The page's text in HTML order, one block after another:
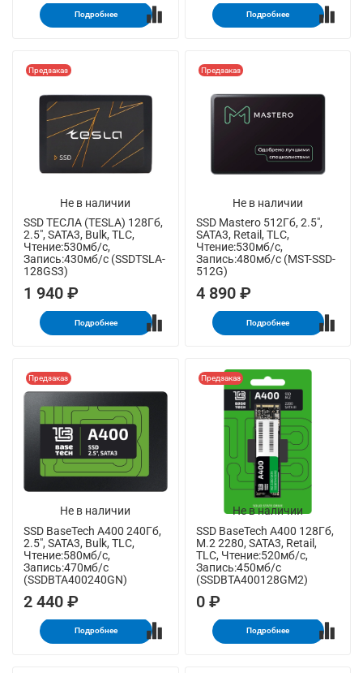
Подробнее Подробнее
Не в наличии
Предзаказ
SSD ТЕСЛА (TESLA) 128Гб,
2.5", SATA3, Bulk, TLC,
Чтение:530мб/с,
Запись:430мб/с (SSDTSLA-
128GS3)
1 940 ₽
Подробнее
Не в наличии
Предзаказ
SSD Mastero 512Гб, 2.5",
SATA3, Retail, TLC,
Чтение:530мб/с,
Запись:480мб/с (MST-SSD-
512G)
4 890 ₽
Подробнее
Не в наличии
Предзаказ
SSD BaseTech A400 240Гб,
2.5", SATA3, Bulk, TLC,
Чтение:580мб/с,
Запись:470мб/с
(SSDBTA400240GN)
2 440 ₽
Подробнее
Не в наличии
Предзаказ
SSD BaseTech A400 128Гб,
M.2 2280, SATA3, Retail,
TLC, Чтение:520мб/с,
Запись:450мб/с
(SSDBTA400128GM2)
0 ₽
Подробнее